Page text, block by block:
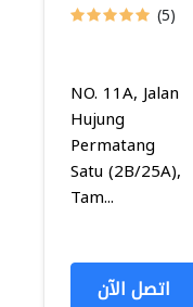
(5)
NO. 11A, Jalan
Hujung
Permatang
Satu (2B/25A),
Tam...
اتصل الآن